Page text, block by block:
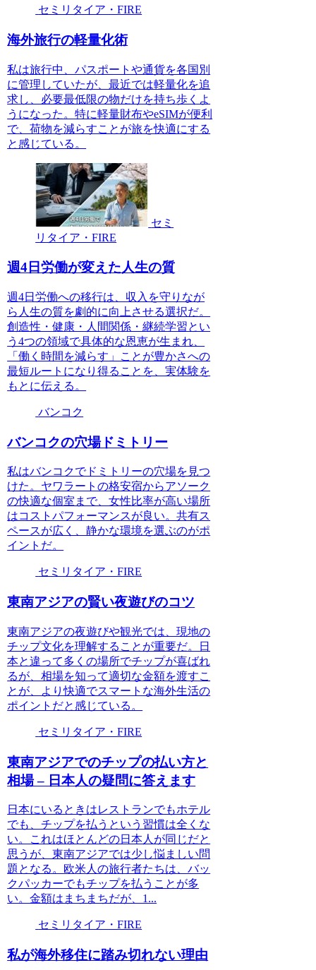
セミリタイア・FIRE
海外旅行の軽量化術
私は旅行中、パスポートや通貨を各国別
に管理していたが、最近では軽量化を追
求し、必要最低限の物だけを持ち歩くよ
うになった。特に軽量財布やeSIMが便利
で、荷物を減らすことが旅を快適にする
と感じている。
セミ
リタイア・FIRE
週4日労働が変えた人生の質
週4日労働への移行は、収入を守りなが
ら人生の質を劇的に向上させる選択だ。
創造性・健康・人間関係・継続学習とい
う4つの領域で具体的な恩恵が生まれ、
「働く時間を減らす」ことが豊かさへの
最短ルートになり得ることを、実体験を
もとに伝える。
バンコク
バンコクの穴場ドミトリー
私はバンコクでドミトリーの穴場を見つ
けた。ヤワラートの格安宿からアソーク
の快適な個室まで、女性比率が高い場所
はコストパフォーマンスが良い。共有ス
ペースが広く、静かな環境を選ぶのがポ
イントだ。
セミリタイア・FIRE
東南アジアの賢い夜遊びのコツ
東南アジアの夜遊びや観光では、現地の
チップ文化を理解することが重要だ。日
本と違って多くの場所でチップが喜ばれ
るが、相場を知って適切な金額を渡すこ
とが、より快適でスマートな海外生活の
ポイントだと感じている。
セミリタイア・FIRE
東南アジアでのチップの払い方と
相場 – 日本人の疑問に答えます
日本にいるときはレストランでもホテル
でも、チップを払うという習慣は全くな
い。これはほとんどの日本人が同じだと
思うが、東南アジアでは少し悩ましい問
題となる。欧米人の旅行者たちは、バッ
クパッカーでもチップを払うことが多
い。金額はまちまちだが、1...
セミリタイア・FIRE
私が海外移住に踏み切れない理由